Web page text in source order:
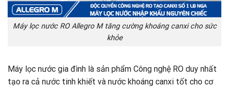
Máy lọc nước RO Allegro M tăng cường khoáng canxi cho sức
khỏe
Máy lọc nước gia đình là sản phẩm Công nghệ RO duy nhất
tạo ra cả nước tinh khiết và nước khoáng canxi tốt cho cơ